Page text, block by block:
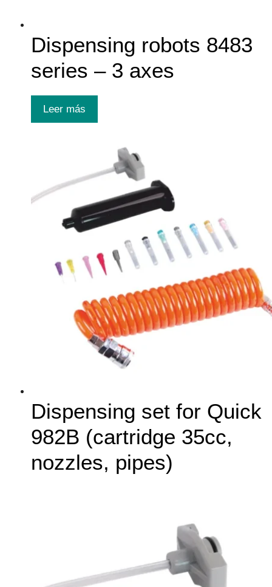
Dispensing robots 8483
series – 3 axes
Leer más
Dispensing set for Quick
982B (cartridge 35cc,
nozzles, pipes)